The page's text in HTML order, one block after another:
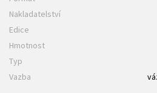
Nakladatelství
Edice
Hmotnost
Typ
Vazba